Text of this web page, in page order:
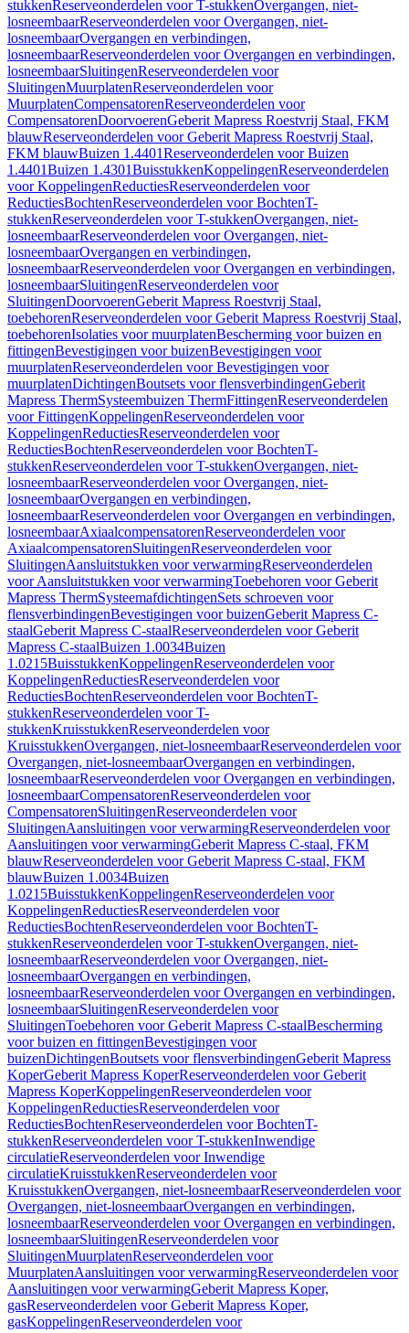
stukkenReserveonderdelen voor T-stukkenOvergangen, niet-
losneembaarReserveonderdelen voor Overgangen, niet-
losneembaarOvergangen en verbindingen,
losneembaarReserveonderdelen voor Overgangen en verbindingen,
losneembaarSluitingenReserveonderdelen voor
SluitingenMuurplatenReserveonderdelen voor
MuurplatenCompensatorenReserveonderdelen voor
CompensatorenDoorvoerenGeberit Mapress Roestvrij Staal, FKM
blauwReserveonderdelen voor Geberit Mapress Roestvrij Staal,
FKM blauwBuizen 1.4401Reserveonderdelen voor Buizen
1.4401Buizen 1.4301BuisstukkenKoppelingenReserveonderdelen
voor KoppelingenReductiesReserveonderdelen voor
ReductiesBochtenReserveonderdelen voor BochtenT-
stukkenReserveonderdelen voor T-stukkenOvergangen, niet-
losneembaarReserveonderdelen voor Overgangen, niet-
losneembaarOvergangen en verbindingen,
losneembaarReserveonderdelen voor Overgangen en verbindingen,
losneembaarSluitingenReserveonderdelen voor
SluitingenDoorvoerenGeberit Mapress Roestvrij Staal,
toebehorenReserveonderdelen voor Geberit Mapress Roestvrij Staal,
toebehorenIsolaties voor muurplatenBescherming voor buizen en
fittingenBevestigingen voor buizenBevestigingen voor
muurplatenReserveonderdelen voor Bevestigingen voor
muurplatenDichtingenBoutsets voor flensverbindingenGeberit
Mapress ThermSysteembuizen ThermFittingenReserveonderdelen
voor FittingenKoppelingenReserveonderdelen voor
KoppelingenReductiesReserveonderdelen voor
ReductiesBochtenReserveonderdelen voor BochtenT-
stukkenReserveonderdelen voor T-stukkenOvergangen, niet-
losneembaarReserveonderdelen voor Overgangen, niet-
losneembaarOvergangen en verbindingen,
losneembaarReserveonderdelen voor Overgangen en verbindingen,
losneembaarAxiaalcompensatorenReserveonderdelen voor
AxiaalcompensatorenSluitingenReserveonderdelen voor
SluitingenAansluitstukken voor verwarmingReserveonderdelen
voor Aansluitstukken voor verwarmingToebehoren voor Geberit
Mapress ThermSysteemafdichtingenSets schroeven voor
flensverbindingenBevestigingen voor buizenGeberit Mapress C-
staalGeberit Mapress C-staalReserveonderdelen voor Geberit
Mapress C-staalBuizen 1.0034Buizen
1.0215BuisstukkenKoppelingenReserveonderdelen voor
KoppelingenReductiesReserveonderdelen voor
ReductiesBochtenReserveonderdelen voor BochtenT-
stukkenReserveonderdelen voor T-
stukkenKruisstukkenReserveonderdelen voor
KruisstukkenOvergangen, niet-losneembaarReserveonderdelen voor
Overgangen, niet-losneembaarOvergangen en verbindingen,
losneembaarReserveonderdelen voor Overgangen en verbindingen,
losneembaarCompensatorenReserveonderdelen voor
CompensatorenSluitingenReserveonderdelen voor
SluitingenAansluitingen voor verwarmingReserveonderdelen voor
Aansluitingen voor verwarmingGeberit Mapress C-staal, FKM
blauwReserveonderdelen voor Geberit Mapress C-staal, FKM
blauwBuizen 1.0034Buizen
1.0215BuisstukkenKoppelingenReserveonderdelen voor
KoppelingenReductiesReserveonderdelen voor
ReductiesBochtenReserveonderdelen voor BochtenT-
stukkenReserveonderdelen voor T-stukkenOvergangen, niet-
losneembaarReserveonderdelen voor Overgangen, niet-
losneembaarOvergangen en verbindingen,
losneembaarReserveonderdelen voor Overgangen en verbindingen,
losneembaarSluitingenReserveonderdelen voor
SluitingenToebehoren voor Geberit Mapress C-staalBescherming
voor buizen en fittingenBevestigingen voor
buizenDichtingenBoutsets voor flensverbindingenGeberit Mapress
KoperGeberit Mapress KoperReserveonderdelen voor Geberit
Mapress KoperKoppelingenReserveonderdelen voor
KoppelingenReductiesReserveonderdelen voor
ReductiesBochtenReserveonderdelen voor BochtenT-
stukkenReserveonderdelen voor T-stukkenInwendige
circulatieReserveonderdelen voor Inwendige
circulatieKruisstukkenReserveonderdelen voor
KruisstukkenOvergangen, niet-losneembaarReserveonderdelen voor
Overgangen, niet-losneembaarOvergangen en verbindingen,
losneembaarReserveonderdelen voor Overgangen en verbindingen,
losneembaarSluitingenReserveonderdelen voor
SluitingenMuurplatenReserveonderdelen voor
MuurplatenAansluitingen voor verwarmingReserveonderdelen voor
Aansluitingen voor verwarmingGeberit Mapress Koper,
gasReserveonderdelen voor Geberit Mapress Koper,
gasKoppelingenReserveonderdelen voor